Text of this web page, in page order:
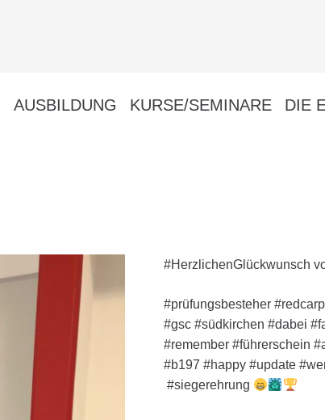
AUSBILDUNG KURSE/SEMINARE DIE
#HerzlichenGlückwunsch
#prüfungsbesteher
#gsc #südkirchen #dabei
#remember #führerschein
#b197 #happy #update
#siegerehrung